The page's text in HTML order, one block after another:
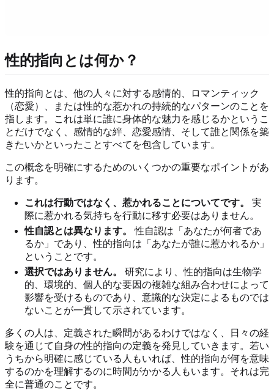
性的指向とは何か？
性的指向とは、他の人々に対する感情的、ロマンティック
（恋愛）、または性的な惹かれの持続的なパターンのことを
指します。これは単に誰に身体的な魅力を感じるかというこ
とだけでなく、感情的な絆、恋愛感情、そして誰と関係を築
きたいかといったことすべてを包含しています。
この概念を明確にするためのいくつかの重要なポイントがあ
ります。
これは行動ではなく、惹かれることについてです。
実
際に惹かれる気持ちを行動に移す必要はありません。
性自認とは異なります。
性自認は「あなたが何者であ
るか」であり、性的指向は「あなたが誰に惹かれるか」
ということです。
選択ではありません。
研究により、性的指向は生物学
的、環境的、個人的な要因の複雑な組み合わせによって
影響を受けるものであり、意識的な決定によるものでは
ないことが一貫して示されています。
多くの人は、定義された瞬間があるわけではなく、日々の経
験を通じて自身の性的指向の定義を発見していきます。若い
うちから明確に感じている人もいれば、性的指向が何を意味
するのかを理解するのに時間がかかる人もいます。それは完
全に普通のことです。